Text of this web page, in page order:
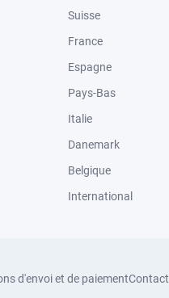
Suisse
France
Espagne
Pays-Bas
Italie
Danemark
Belgique
International
d'envoi et de paiementContact